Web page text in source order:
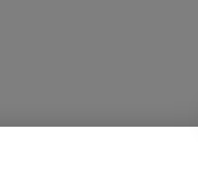
daerah puncak gunung Geulis